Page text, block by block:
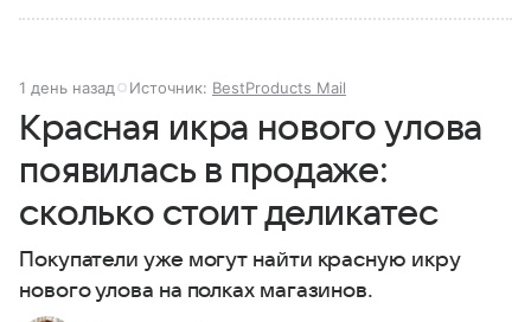
1 день назад Источник: BestProducts Mail
Красная икра нового улова
появилась в продаже:
сколько стоит деликатес
Покупатели уже могут найти красную икру
нового улова на полках магазинов.